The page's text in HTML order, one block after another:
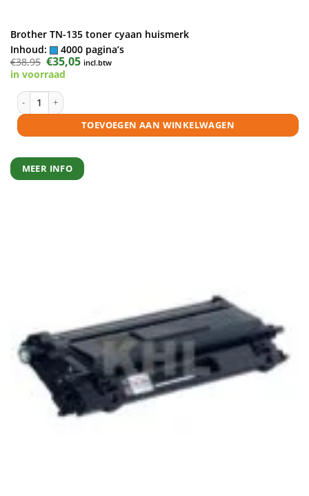
Brother TN-135 toner cyaan huismerk
Inhoud:
4000 pagina’s
€38,95 Oorspronkelijke
prijs
was:
€35,05Huidige
prijs
incl.btw
in voorraad
Brother TN-135 toner cyaan huismerk aantal
TOEVOEGEN AAN WINKELWAGEN
MEER INFO